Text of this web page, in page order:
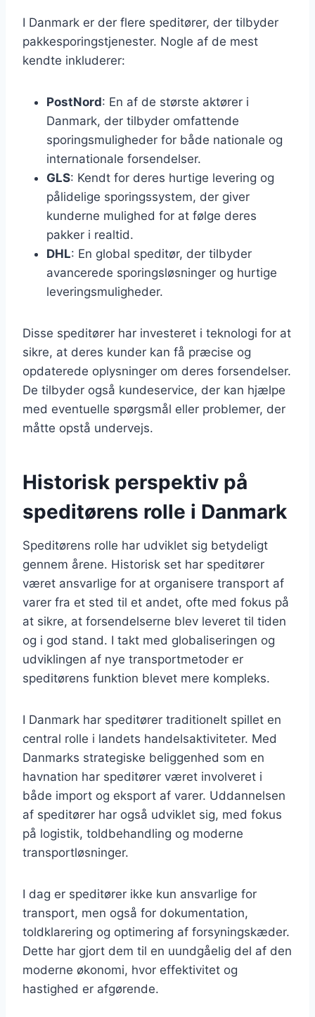
I Danmark er der flere speditører, der tilbyder
pakkesporingstjenester. Nogle af de mest
kendte inkluderer:
PostNord: En af de største aktører i
Danmark, der tilbyder omfattende
sporingsmuligheder for både nationale og
internationale forsendelser.
GLS: Kendt for deres hurtige levering og
pålidelige sporingssystem, der giver
kunderne mulighed for at følge deres
pakker i realtid.
DHL: En global speditør, der tilbyder
avancerede sporingsløsninger og hurtige
leveringsmuligheder.
Disse speditører har investeret i teknologi for at
sikre, at deres kunder kan få præcise og
opdaterede oplysninger om deres forsendelser.
De tilbyder også kundeservice, der kan hjælpe
med eventuelle spørgsmål eller problemer, der
måtte opstå undervejs.
Historisk perspektiv på
speditørens rolle i Danmark
Speditørens rolle har udviklet sig betydeligt
gennem årene. Historisk set har speditører
været ansvarlige for at organisere transport af
varer fra et sted til et andet, ofte med fokus på
at sikre, at forsendelserne blev leveret til tiden
og i god stand. I takt med globaliseringen og
udviklingen af nye transportmetoder er
speditørens funktion blevet mere kompleks.
I Danmark har speditører traditionelt spillet en
central rolle i landets handelsaktiviteter. Med
Danmarks strategiske beliggenhed som en
havnation har speditører været involveret i
både import og eksport af varer. Uddannelsen
af speditører har også udviklet sig, med fokus
på logistik, toldbehandling og moderne
transportløsninger.
I dag er speditører ikke kun ansvarlige for
transport, men også for dokumentation,
toldklarering og optimering af forsyningskæder.
Dette har gjort dem til en uundgåelig del af den
moderne økonomi, hvor effektivitet og
hastighed er afgørende.